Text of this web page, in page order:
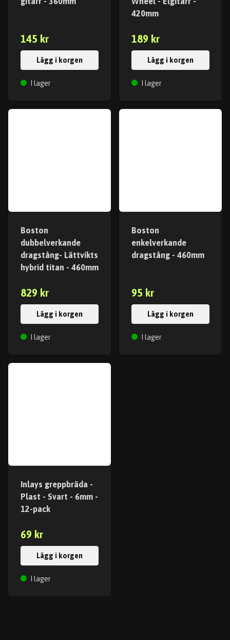
145 kr
Lägg i korgen
I lager
420mm
189 kr
Lägg i korgen
I lager
Boston
dubbelverkande
dragstång- Lättvikts
hybrid titan - 460mm
829 kr
Lägg i korgen
I lager
Boston
enkelverkande
dragstång - 460mm
95 kr
Lägg i korgen
I lager
Inlays greppbräda -
Plast - Svart - 6mm -
12-pack
69 kr
Lägg i korgen
I lager